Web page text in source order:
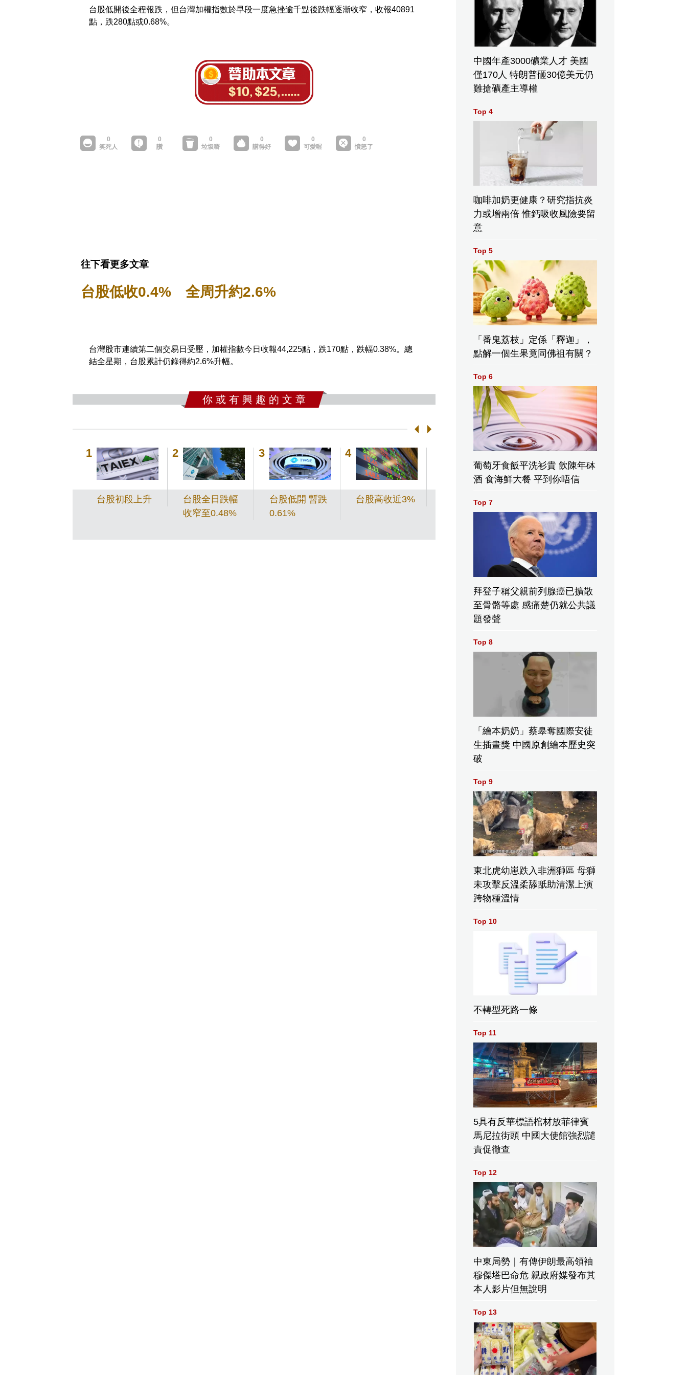
台股低開後全程報跌，但台灣加權指數於早段一度急挫逾千點後跌幅逐漸收窄，收報40891
點，跌280點或0.68%。
往下看更多文章
台股低收0.4% 全周升約2.6%
台灣股市連續第二個交易日受壓，加權指數今日收報44,225點，跌170點，跌幅0.38%。總
結全星期，台股累計仍錄得約2.6%升幅。
你 或 有 興 趣 的 文 章
台股初段上升
台股全日跌幅
收窄至0.48%
台股低開 暫跌
0.61%
台股高收近3%
台股初段升約
0.06%
中國年產3000礦業人才 美國
僅170人 特朗普砸30億美元仍
難搶礦產主導權
Top 4
咖啡加奶更健康？研究指抗炎
力或增兩倍 惟鈣吸收風險要留
意
Top 5
「番鬼荔枝」定係「釋迦」，
點解一個生果竟同佛祖有關？
Top 6
葡萄牙食飯平洗衫貴 飲陳年砵
酒 食海鮮大餐 平到你唔信
Top 7
拜登子稱父親前列腺癌已擴散
至骨骼等處 感痛楚仍就公共議
題發聲
Top 8
「繪本奶奶」蔡皋奪國際安徒
生插畫獎 中國原創繪本歷史突
破
Top 9
東北虎幼崽跌入非洲獅區 母獅
未攻擊反溫柔舔舐助清潔上演
跨物種溫情
Top 10
不轉型死路一條
Top 11
5具有反華標語棺材放菲律賓
馬尼拉街頭 中國大使館強烈譴
責促徹查
Top 12
中東局勢｜有傳伊朗最高領袖
穆傑塔巴命危 親政府媒發布其
本人影片但無說明
Top 13